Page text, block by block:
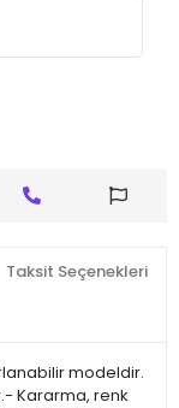
Taksit Seçenekleri
modeldir.
Kararma, renk